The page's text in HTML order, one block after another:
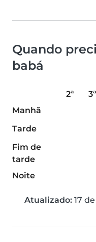
Quando
babá
2ª 3ª
Manhã
Tarde
Fim de
tarde
Noite
Atualizado: 17